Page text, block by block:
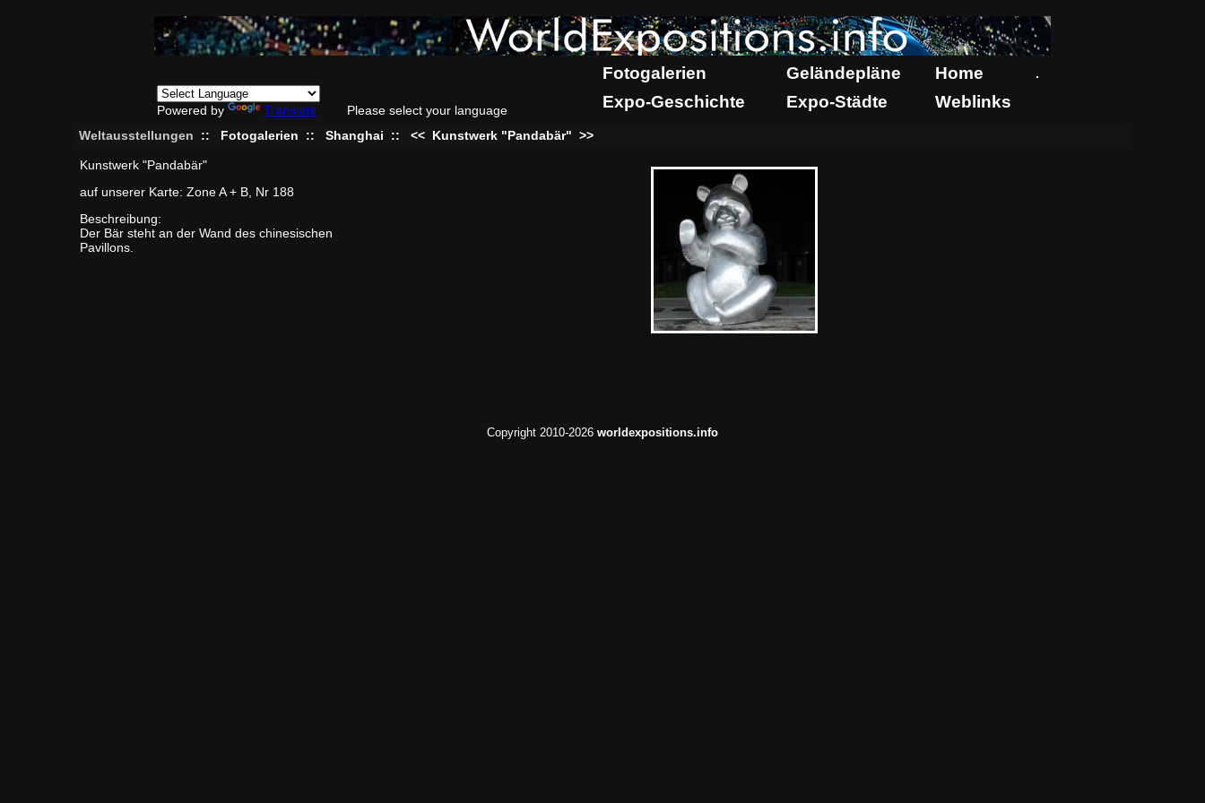
Powered by Translate Please select your language
Fotogalerien Geländepläne Home .
Expo-Geschichte Expo-Städte Weblinks
Weltausstellungen :: Fotogalerien :: Shanghai :: << Kunstwerk "Pandabär" >>
Kunstwerk "Pandabär"
auf unserer Karte: Zone A + B, Nr 188
Beschreibung:
Der Bär steht an der Wand des chinesischen
Pavillons.
Copyright 2010-2026 worldexpositions.info